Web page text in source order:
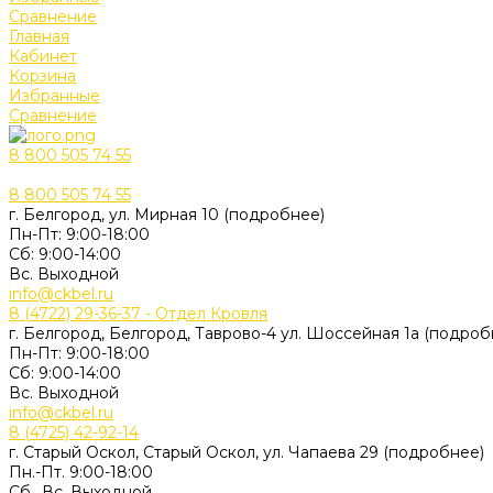
Сравнение
Главная
Кабинет
Корзина
Избранные
Сравнение
8 800 505 74 55
8 800 505 74 55
г. Белгород, ул. Мирная 10 (подробнее)
Пн-Пт: 9:00-18:00
Cб: 9:00-14:00
Вс. Выходной
info@ckbel.ru
8 (4722) 29-36-37 - Отдел Кровля
г. Белгород, Белгород, Таврово-4 ул. Шоссейная 1а
Пн-Пт: 9:00-18:00
Cб: 9:00-14:00
Вс. Выходной
info@ckbel.ru
8 (4725) 42-92-14
г. Старый Оскол, Старый Оскол, ул. Чапаева 29 (подробнее)
Пн.-Пт. 9:00-18:00